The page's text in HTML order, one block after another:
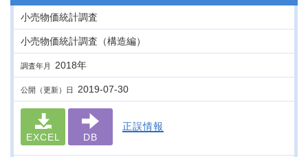
小売物価統計調査
小売物価統計調査（構造編）
調査年月 2018年
公開（更新）日 2019-07-30
EXCEL DB
正誤情報